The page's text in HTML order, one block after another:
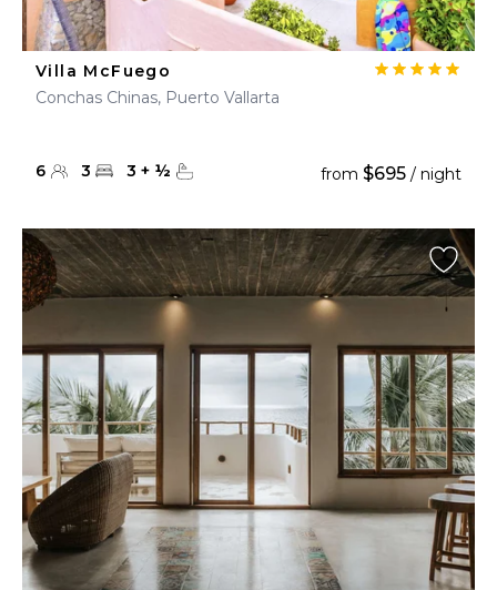
Villa McFuego
Conchas Chinas, Puerto Vallarta
6 3 3 + ½ from $695 / night